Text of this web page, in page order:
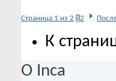
Страница 1 из 2 12
К
О Inca